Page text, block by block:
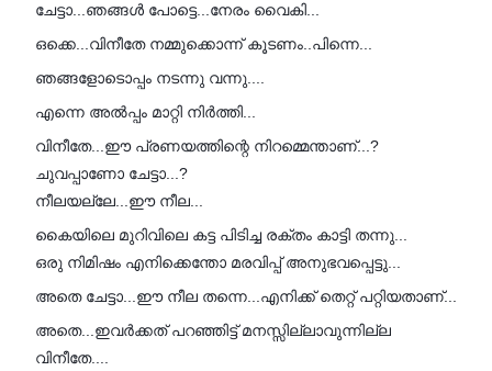
ചേട്ടാ...ഞങ്ങൾ പോട്ടെ...നേരം വൈകി...
ഒക്കെ...വിനീതേ നമ്മുക്കൊന്ന് കൂടണം..പിന്നെ...
ഞങ്ങളോടൊപ്പം നടന്നു വന്നു....
എന്നെ അൽപ്പം മാറ്റി നിർത്തി...
വിനീതേ...ഈ പ്രണയത്തിന്റെ നിറമ്മെന്താണ്...?
ചുവപ്പാണോ ചേട്ടാ...?
നീലയല്ലേ...ഈ നീല...
കൈയിലെ മുറിവിലെ കട്ട പിടിച്ച രക്തം കാട്ടി തന്നു...
ഒരു നിമിഷം എനിക്കെന്തോ മരവിപ്പ് അനുഭവപ്പെട്ടു...
അതെ ചേട്ടാ...ഈ നീല തന്നെ...എനിക്ക് തെറ്റ് പറ്റിയതാണ്...
അതെ...ഇവർക്കത് പറഞ്ഞിട്ട് മനസ്സില്ലാവുന്നില്ല
വിനീതേ....